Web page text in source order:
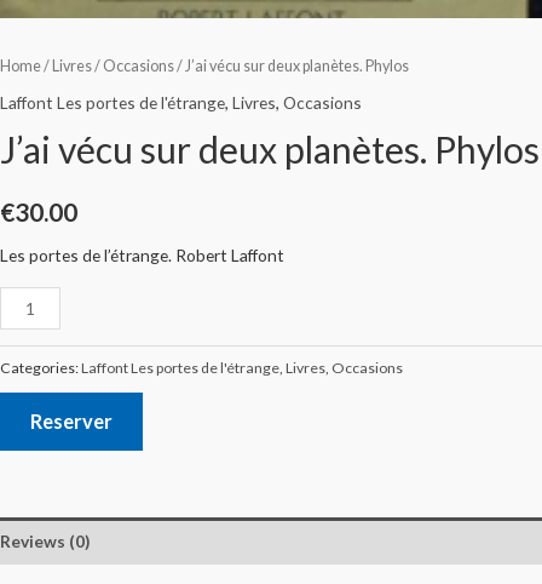
Home/ Livres/ Occasions/ J’ai vécu sur deux planètes. Phylos
Laffont Les portes de l'étrange, Livres, Occasions
J’ai vécu sur deux planètes. Phylos
€30.00
Les portes de l’étrange. Robert Laffont
Categories:Laffont Les portes de l'étrange Livres Occasions
Reserver
Reviews (0)